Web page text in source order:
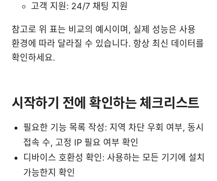
고객 지원: 24/7 채팅 지원
참고로 위 표는 비교의 예시이며, 실제 성능은 사용
환경에 따라 달라질 수 있습니다. 항상 최신 데이터를
확인하세요.
시작하기 전에 확인하는 체크리스트
필요한 기능 목록 작성: 지역 차단 우회 여부, 동시
접속 수, 고정 IP 필요 여부 확인
디바이스 호환성 확인: 사용하는 모든 기기에 설치
가능한지 확인